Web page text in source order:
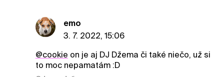
emo
3. 7. 2022, 15:06
@cookie on je aj DJ Džema či také niečo, už si
to moc nepamatám :D